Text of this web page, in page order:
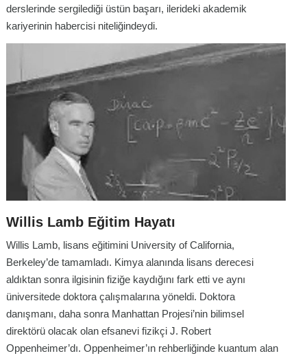
derslerinde sergilediği üstün başarı, ilerideki akademik
kariyerinin habercisi niteliğindeydi.
Willis Lamb Eğitim Hayatı
Willis Lamb, lisans eğitimini University of California,
Berkeley’de tamamladı. Kimya alanında lisans derecesi
aldıktan sonra ilgisinin fiziğe kaydığını fark etti ve aynı
üniversitede doktora çalışmalarına yöneldi. Doktora
danışmanı, daha sonra Manhattan Projesi’nin bilimsel
direktörü olacak olan efsanevi fizikçi J. Robert
Oppenheimer’dı. Oppenheimer’ın rehberliğinde kuantum alan